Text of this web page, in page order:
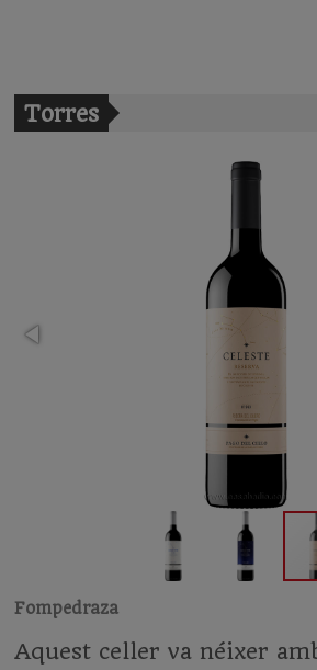
Torres
Fompedraza
Aquest celler va néixer